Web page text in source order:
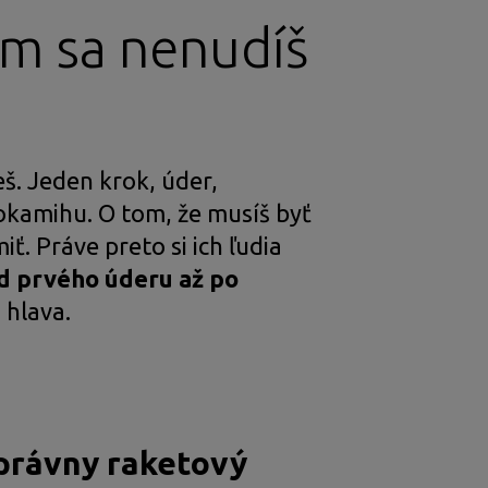
sa nenudíš
Jeden krok, úder,
O tom, že musíš byť
Práve preto si ich ľudia
prvého úderu až po
raketový